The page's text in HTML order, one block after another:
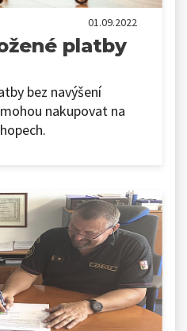
01.09.2022
platby
bez navýšení
nakupovat na